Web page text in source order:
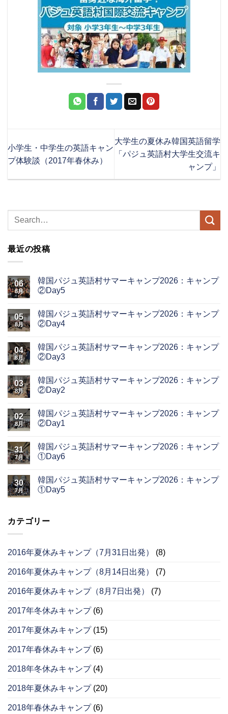
小学生・中学生の英語キャン
プ体験談（2017年春休み）
大学生の夏休み韓国英語留学
「パジュ英語村大学生交流キ
ャンプ」
最近の投稿
06
8月
韓国パジュ英語村サマーキャンプ2026：キャンプ
②Day5
05
8月
韓国パジュ英語村サマーキャンプ2026：キャンプ
②Day4
04
8月
韓国パジュ英語村サマーキャンプ2026：キャンプ
②Day3
03
8月
韓国パジュ英語村サマーキャンプ2026：キャンプ
②Day2
02
8月
韓国パジュ英語村サマーキャンプ2026：キャンプ
②Day1
31
7月
韓国パジュ英語村サマーキャンプ2026：キャンプ
①Day6
30
7月
韓国パジュ英語村サマーキャンプ2026：キャンプ
①Day5
カテゴリー
2016年夏休みキャンプ（7月31日出発） (8)
2016年夏休みキャンプ（8月14日出発） (7)
2016年夏休みキャンプ（8月7日出発） (7)
2017年冬休みキャンプ(6)
2017年夏休みキャンプ(15)
2017年春休みキャンプ(6)
2018年冬休みキャンプ(4)
2018年夏休みキャンプ(20)
2018年春休みキャンプ(6)